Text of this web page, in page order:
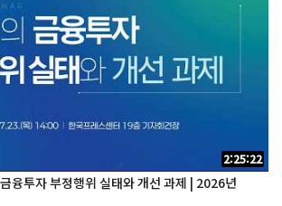
2:25:22
융투자 부정행위 실태와 개선 과제 | 2026년